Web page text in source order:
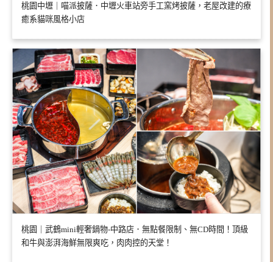
桃園中壢｜喵派披薩．中壢火車站旁手工窯烤披薩，老屋改建的療
癒系貓咪風格小店
桃園｜武鶴mini輕奢鍋物-中路店．無點餐限制、無CD時間！頂級
和牛與澎湃海鮮無限爽吃，肉肉控的天堂！